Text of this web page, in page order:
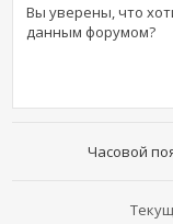
Вы уверены, что
данным форумом?
Часовой